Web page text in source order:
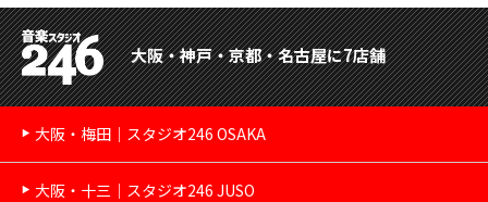
大阪・神戸・京都・名古屋に7店舗
大阪・梅田｜スタジオ246 OSAKA
大阪・十三｜スタジオ246 JUSO